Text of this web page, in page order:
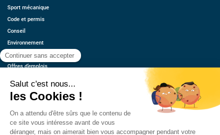
Sport mécanique
Code et permis
Conseil
Environnement
Économie
Offres d’emplois
Contact
Estimez votre voiture